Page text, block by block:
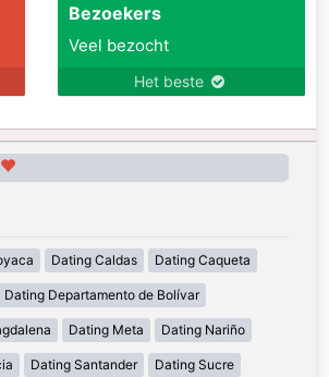
Bezoekers
Veel bezocht
Het beste
Dating Caldas Dating Caqueta
Dating Departamento de Bolívar
Dating Meta Dating Nariño
Dating Santander Dating Sucre